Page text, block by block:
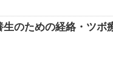
のための経絡・ツボ